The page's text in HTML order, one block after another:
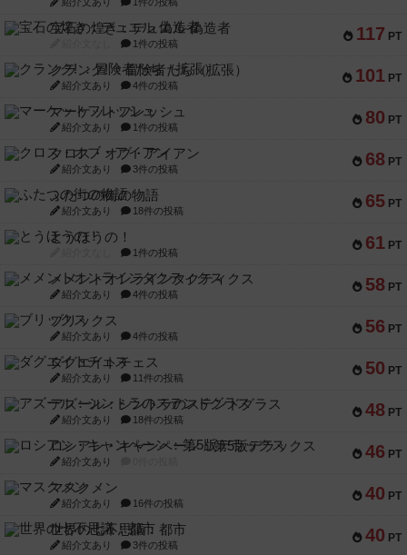
紹介文あり 1件の投稿
117 PT
宝石の煌き：デュエル 偽造者
1件の投稿
101 PT
クランク! ：冒険者たち（拡張）
紹介文あり 4件の投稿
80 PT
マーケットフレッシュ
紹介文あり 1件の投稿
68 PT
クロス・オブ・アイアン
紹介文あり 3件の投稿
65 PT
ふたつの街の物語
紹介文あり 18件の投稿
61 PT
とうほうの！
1件の投稿
58 PT
メメントオンラインタクティクス
紹介文あり 4件の投稿
56 PT
ブリックス
紹介文あり 4件の投稿
50 PT
ダグエイトチェス
紹介文あり 11件の投稿
48 PT
アズール：シントラのステンドグラス
紹介文あり 18件の投稿
46 PT
ロシアン・キャンペーン：第5版デラックス
紹介文あり
40 PT
マスクメン
紹介文あり 16件の投稿
40 PT
世界の七不思議：都市
紹介文あり 3件の投稿